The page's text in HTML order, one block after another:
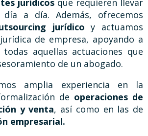
jurídicos que requieren llevar
a día. Además, ofrecemos
jurídico y actuamos
de empresa, apoyando a
aquellas actuaciones que
de un abogado.
amplia experiencia en la
de operaciones de
y venta, así como en las de
empresarial.